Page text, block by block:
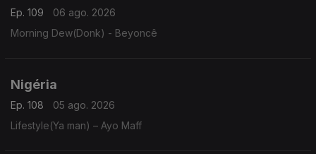
Ep. 109
06 ago. 2026
Morning Dew(Donk) - Beyoncê
Nigéria
Ep. 108
05 ago. 2026
Lifestyle(Ya man) – Ayo Maff